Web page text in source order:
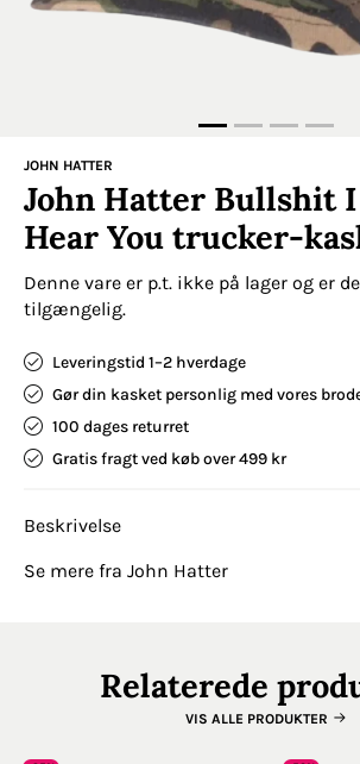
JOHN HATTER
John Hatter Bullshit I
Hear You trucker-
Denne vare er p.t. ikke på lager og er
tilgængelig.
Leveringstid 1–2 hverdage
Gør din kasket personlig med vores
100 dages returret
Gratis fragt ved køb over 499 kr
Beskrivelse
Se mere fra John Hatter
Relaterede
VIS ALLE PRODUKTER